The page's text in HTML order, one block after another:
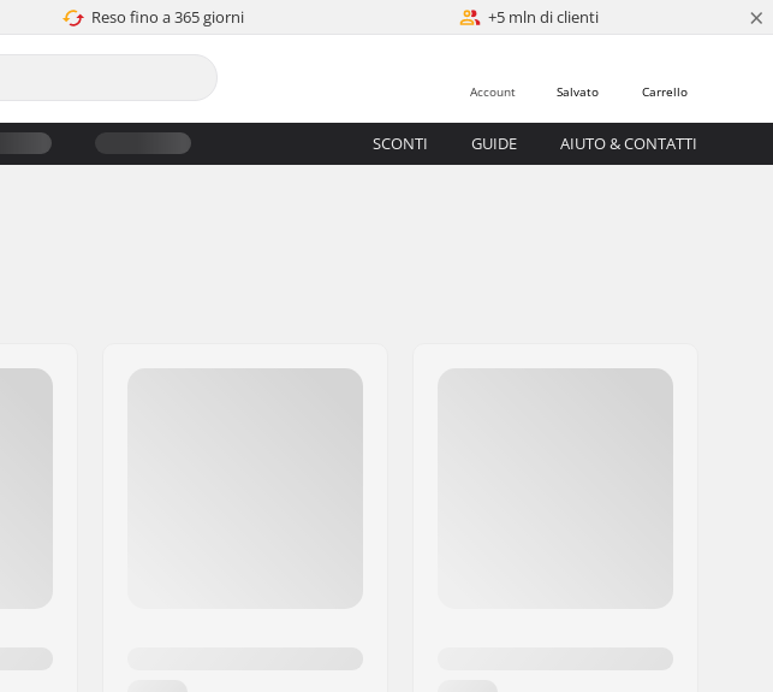
Reso fino a 365 giorni +5 mln di clienti ×
Carrello
Salvato
Account
SCONTI GUIDE AIUTO & CONTATTI